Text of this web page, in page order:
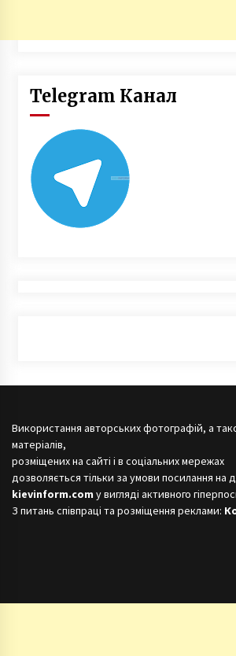
Telegram Канал
Використання авторських фотографій, а
матеріалів,
розміщених на сайті і в соціальних мережах
дозволяється тільки за умови посилання на
kievinform.com у вигляді активного
З питань співпраці та розміщення реклами: